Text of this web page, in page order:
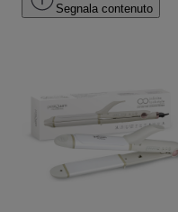
Segnala contenuto